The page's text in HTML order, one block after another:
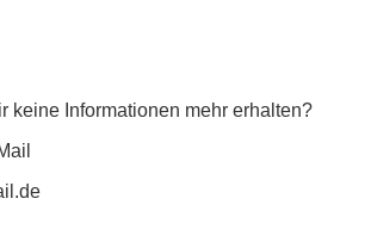
keine Informationen mehr erhalten?